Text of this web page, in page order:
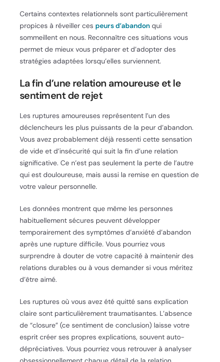
Certains contextes relationnels sont particulièrement
propices à réveiller ces peurs d’abandon qui
sommeillent en nous. Reconnaître ces situations vous
permet de mieux vous préparer et d’adopter des
stratégies adaptées lorsqu’elles surviennent.
La fin d’une relation amoureuse et le
sentiment de rejet
Les ruptures amoureuses représentent l’un des
déclencheurs les plus puissants de la peur d’abandon.
Vous avez probablement déjà ressenti cette sensation
de vide et d’insécurité qui suit la fin d’une relation
significative. Ce n’est pas seulement la perte de l’autre
qui est douloureuse, mais aussi la remise en question de
votre valeur personnelle.
Les données montrent que même les personnes
habituellement sécures peuvent développer
temporairement des symptômes d’anxiété d’abandon
après une rupture difficile. Vous pourriez vous
surprendre à douter de votre capacité à maintenir des
relations durables ou à vous demander si vous méritez
d’être aimé.
Les ruptures où vous avez été quitté sans explication
claire sont particulièrement traumatisantes. L’absence
de “closure” (ce sentiment de conclusion) laisse votre
esprit créer ses propres explications, souvent auto-
dépréciatives. Vous pourriez vous retrouver à analyser